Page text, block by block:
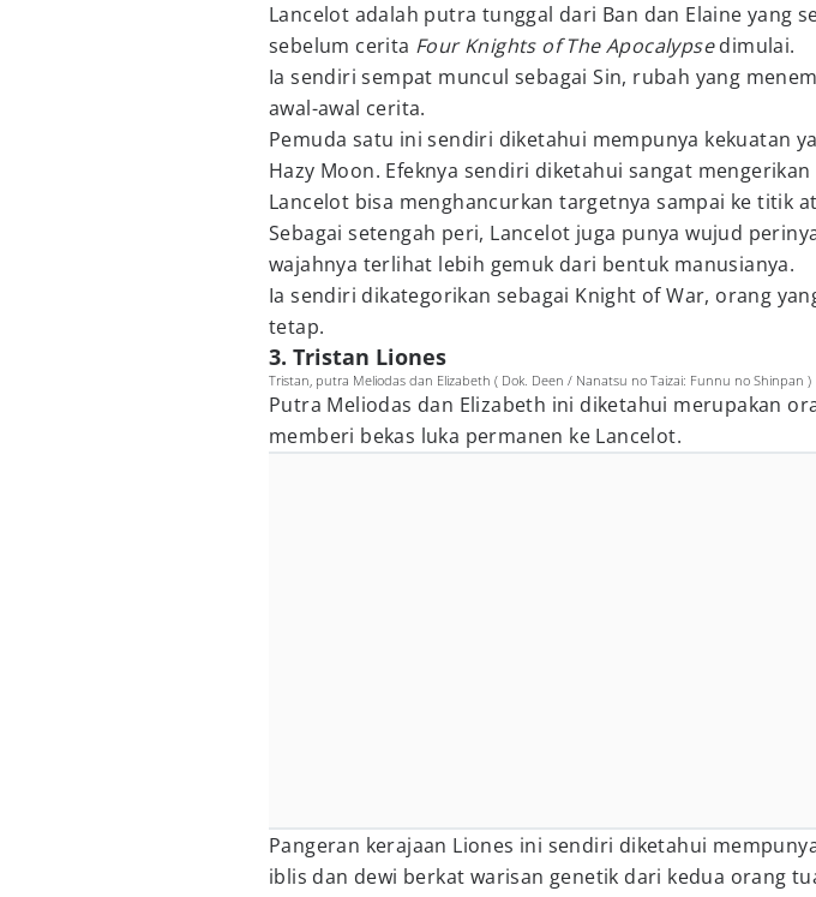
Lancelot adalah putra tunggal dari Ban dan Elaine yang
sebelum cerita Four Knights of The Apocalypsedimulai.
Ia sendiri sempat muncul sebagai Sin, rubah yang
awal-awal cerita.
Pemuda satu ini sendiri diketahui mempunya kekuatan
Hazy Moon. Efeknya sendiri diketahui sangat mengerikan
Lancelot bisa menghancurkan targetnya sampai ke titik
Sebagai setengah peri, Lancelot juga punya wujud
wajahnya terlihat lebih gemuk dari bentuk manusianya.
Ia sendiri dikategorikan sebagai Knight of War, orang
tetap.
3. Tristan Liones
Tristan, putra Meliodas dan Elizabeth ( Dok. Deen / Nanatsu no Taizai: Funnu no Shinpan )
Putra Meliodas dan Elizabeth ini diketahui merupakan
memberi bekas luka permanen ke Lancelot.
Pangeran kerajaan Liones ini sendiri diketahui
iblis dan dewi berkat warisan genetik dari kedua orang